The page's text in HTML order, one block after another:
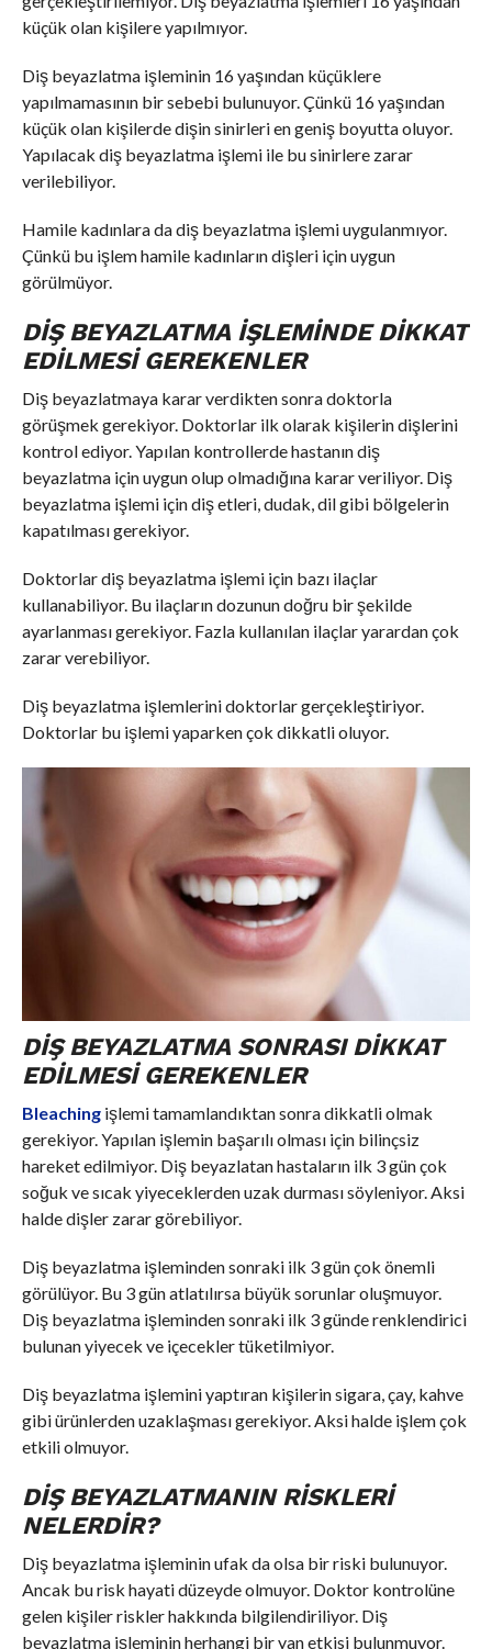
küçük olan kişilere yapılmıyor.
Diş beyazlatma işleminin 16 yaşından küçüklere
yapılmamasının bir sebebi bulunuyor. Çünkü 16 yaşından
küçük olan kişilerde dişin sinirleri en geniş boyutta oluyor.
Yapılacak diş beyazlatma işlemi ile bu sinirlere zarar
verilebiliyor.
Hamile kadınlara da diş beyazlatma işlemi uygulanmıyor.
Çünkü bu işlem hamile kadınların dişleri için uygun
görülmüyor.
DIŞ BEYAZLATMA İŞLEMINDE DIKKAT
EDILMESI GEREKENLER
Diş beyazlatmaya karar verdikten sonra doktorla
görüşmek gerekiyor. Doktorlar ilk olarak kişilerin dişlerini
kontrol ediyor. Yapılan kontrollerde hastanın diş
beyazlatma için uygun olup olmadığına karar veriliyor. Diş
beyazlatma işlemi için diş etleri, dudak, dil gibi bölgelerin
kapatılması gerekiyor.
Doktorlar diş beyazlatma işlemi için bazı ilaçlar
kullanabiliyor. Bu ilaçların dozunun doğru bir şekilde
ayarlanması gerekiyor. Fazla kullanılan ilaçlar yarardan çok
zarar verebiliyor.
Diş beyazlatma işlemlerini doktorlar gerçekleştiriyor.
Doktorlar bu işlemi yaparken çok dikkatli oluyor.
DIŞ BEYAZLATMA SONRASI DIKKAT
EDILMESI GEREKENLER
Bleachingişlemi tamamlandıktan sonra dikkatli olmak
gerekiyor. Yapılan işlemin başarılı olması için bilinçsiz
hareket edilmiyor. Diş beyazlatan hastaların ilk 3 gün çok
soğuk ve sıcak yiyeceklerden uzak durması söyleniyor. Aksi
halde dişler zarar görebiliyor.
Diş beyazlatma işleminden sonraki ilk 3 gün çok önemli
görülüyor. Bu 3 gün atlatılırsa büyük sorunlar oluşmuyor.
Diş beyazlatma işleminden sonraki ilk 3 günde renklendirici
bulunan yiyecek ve içecekler tüketilmiyor.
Diş beyazlatma işlemini yaptıran kişilerin sigara, çay, kahve
gibi ürünlerden uzaklaşması gerekiyor. Aksi halde işlem çok
etkili olmuyor.
DIŞ BEYAZLATMANIN RISKLERI
NELERDIR?
Diş beyazlatma işleminin ufak da olsa bir riski bulunuyor.
Ancak bu risk hayati düzeyde olmuyor. Doktor kontrolüne
gelen kişiler riskler hakkında bilgilendiriliyor. Diş
beyazlatma işleminin herhangi bir yan etkisi bulunmuyor.